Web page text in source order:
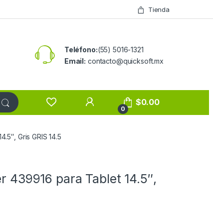
Tienda
Teléfono:(55) 5016-1321
Email: contacto@quicksoft.mx
0
$0.00
Gris GRIS 14.5
439916 para Tablet 14.5″,